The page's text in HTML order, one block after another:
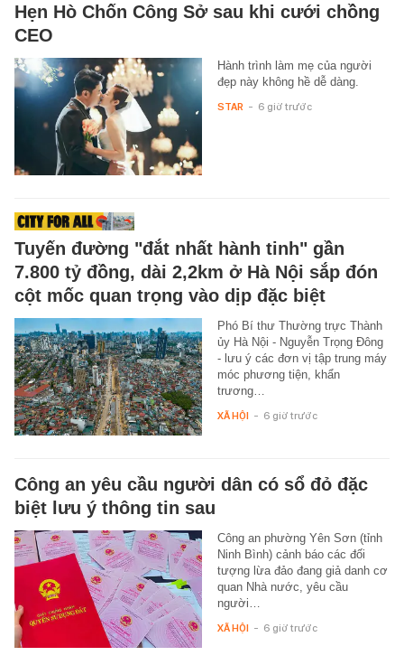
Hẹn Hò Chốn Công Sở sau khi cưới chồng
CEO
Hành trình làm mẹ của người
đẹp này không hề dễ dàng.
STAR - 6 giờ trước
Tuyến đường "đắt nhất hành tinh" gần
7.800 tỷ đồng, dài 2,2km ở Hà Nội sắp đón
cột mốc quan trọng vào dịp đặc biệt
Phó Bí thư Thường trực Thành
ủy Hà Nội - Nguyễn Trọng Đông
- lưu ý các đơn vị tập trung máy
móc phương tiện, khẩn
trương…
XÃ HỘI - 6 giờ trước
Công an yêu cầu người dân có sổ đỏ đặc
biệt lưu ý thông tin sau
Công an phường Yên Sơn (tỉnh
Ninh Bình) cảnh báo các đối
tượng lừa đảo đang giả danh cơ
quan Nhà nước, yêu cầu
người…
XÃ HỘI - 6 giờ trước